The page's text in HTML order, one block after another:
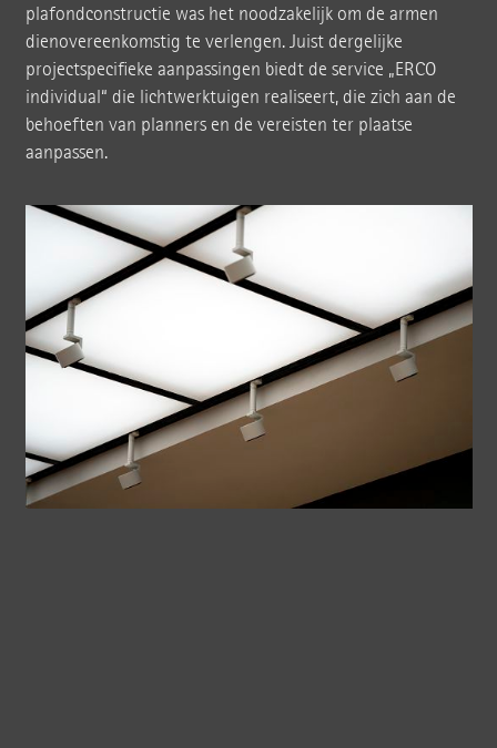
plafondconstructie was het noodzakelijk om de armen
dienovereenkomstig te verlengen. Juist dergelijke
projectspecifieke aanpassingen biedt de service „ERCO
individual“ die lichtwerktuigen realiseert, die zich aan de
behoeften van planners en de vereisten ter plaatse
aanpassen.